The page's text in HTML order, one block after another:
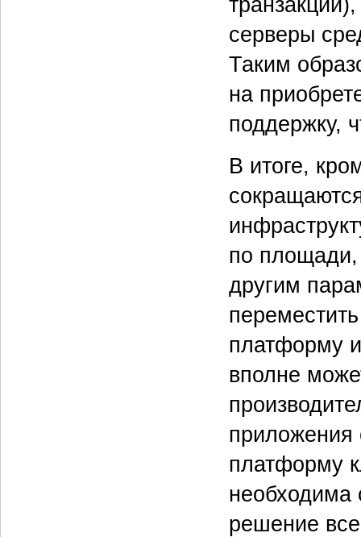
серверы
Таким
на
поддержку,
В итоге,
по
другим
платформу
вполне
платформу
необходима
решение